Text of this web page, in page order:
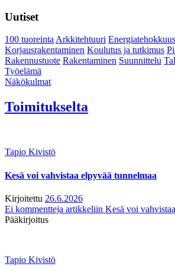
Uutiset
100 tuoreintaArkkitehtuuri Energiatehokkuus
Korjausrakentaminen Koulutus ja tutkimus
Rakennustuote Rakentaminen Suunnittelu
Työelämä
Näkökulmat
Toimitukselta
Tapio Kivistö
Kesä voi vahvistaa elpyvää tunnelmaa
Kirjoitettu 26.6.2026
Ei kommentteja artikkeliin Kesä voi
Pääkirjoitus
Tapio Kivistö